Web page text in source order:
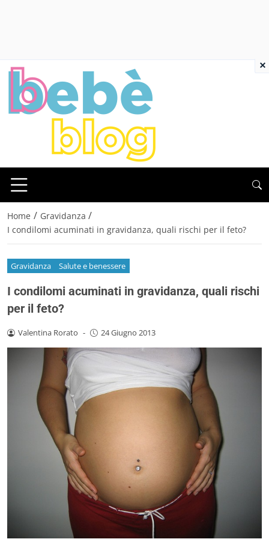
Home / Gravidanza /
I condilomi acuminati in gravidanza, quali rischi per il feto?
Gravidanza Salute e benessere
I condilomi acuminati in gravidanza, quali rischi
per il feto?
Valentina Rorato - 24 Giugno 2013
×